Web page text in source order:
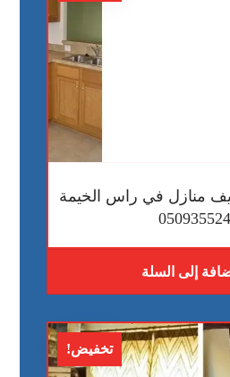
منازل في راس الخيمة
إلى السلة
تخفيض!